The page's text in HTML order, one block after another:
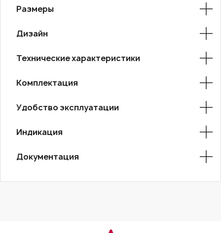
Размеры
Дизайн
Технические характеристики
Комплектация
Удобство эксплуатации
Индикация
Документация